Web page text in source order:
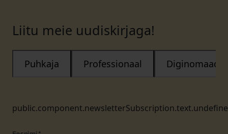
Liitu meie uudiskirjaga!
Puhkaja Professionaal Diginomaad